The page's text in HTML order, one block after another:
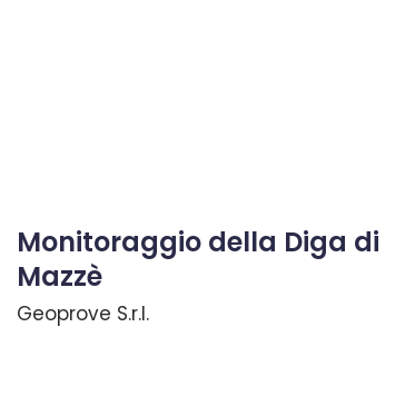
Monitoraggio della Diga di
Mazzè
Geoprove S.r.l.